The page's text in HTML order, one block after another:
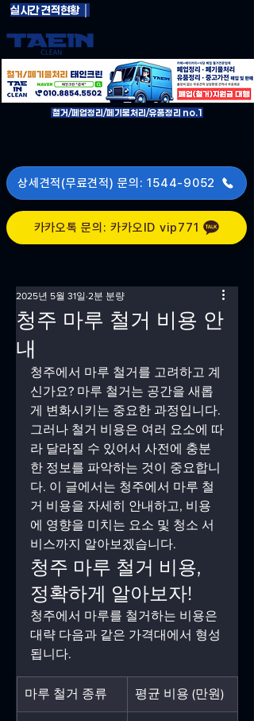
철거/페업정리/페기물처리/유품정리 no.1
카카오톡 문의: 카카오ID vip771
실시간 견적현황 │
상세견적(무료견적) 문의: 1544-9052
청주 마루 철거 비용 안
내
2025년 5월 31일 2분 분량
청주에서 마루 철거를 고려하고 계
신가요? 마루 철거는 공간을 새롭
게 변화시키는 중요한 과정입니다.
그러나 철거 비용은 여러 요소에 따
라 달라질 수 있어서 사전에 충분
한 정보를 파악하는 것이 중요합니
다. 이 글에서는 청주에서 마루 철
거 비용을 자세히 안내하고, 비용
에 영향을 미치는 요소 및 청소 서
비스까지 알아보겠습니다.
청주 마루 철거 비용,
정확하게 알아보자!
청주에서 마루를 철거하는 비용은
대략 다음과 같은 가격대에서 형성
됩니다.
마루 철거 종류 평균 비용 (만원)